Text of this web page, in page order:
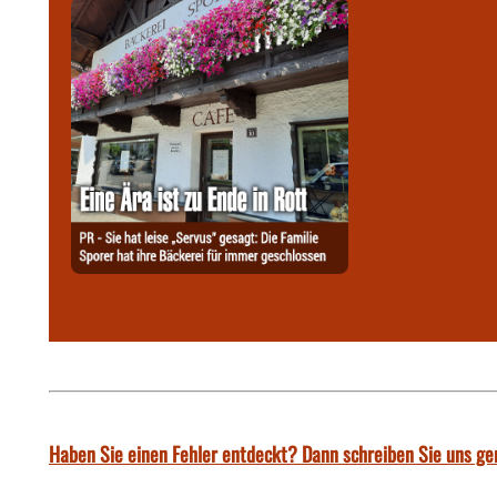
Haben Sie einen Fehler entdeckt? Dann schreiben Sie uns